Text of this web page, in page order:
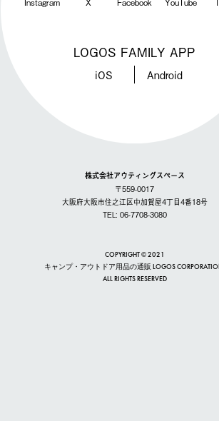
LOGOS FAMILY APP
iOS Android
株式会社アウティングスペース
〒559-0017
大阪府大阪市住之江区中加賀屋4丁目4番18号
TEL: 06-7708-3080
COPYRIGHT © 2021
キャンプ・アウトドア用品の通販 LOGOS
ALL RIGHTS RESERVED